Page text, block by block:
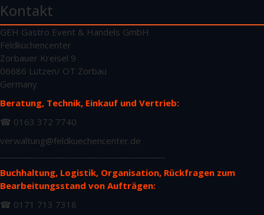
Kontakt
GEH Gastro Event & Handels GmbH
Feldküchencenter
Zorbauer Kreisel 9
06686 Lützen/ OT Zorbau
Germany
Beratung, Technik, Einkauf und Vertrieb:
☎ 0163 372 7740
verwaltung@feldkuechencenter.de
Buchhaltung, Logistik, Organisation, Rückfragen zum
Bearbeitungsstand von Aufträgen:
☎ 0171 713 7318